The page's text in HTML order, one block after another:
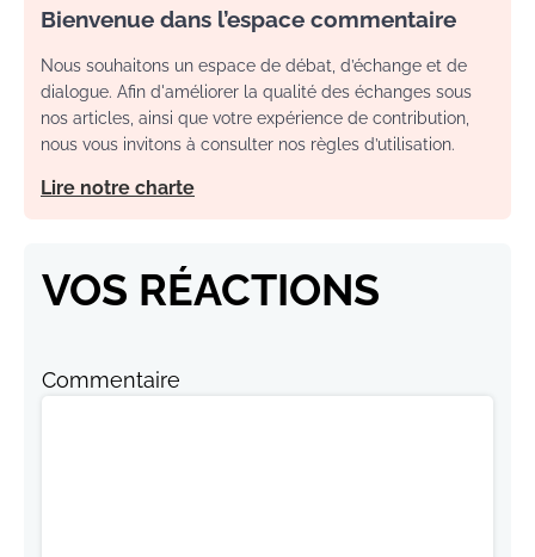
Bienvenue dans l’espace commentaire
Nous souhaitons un espace de débat, d’échange et de
dialogue. Afin d'améliorer la qualité des échanges sous
nos articles, ainsi que votre expérience de contribution,
nous vous invitons à consulter nos règles d’utilisation.
Lire notre charte
VOS RÉACTIONS
Commentaire